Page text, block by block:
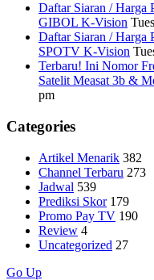
Daftar Siaran / Harga
GIBOL K-Vision
Daftar Siaran / Harga
SPOTV K-Vision
Terbaru! Ini Nomor
Satelit Measat 3b &
pm
Categories
Artikel Menarik 382
Channel Terbaru 273
Jadwal 539
Prediksi Skor 179
Promo Pay TV 190
Review 4
Uncategorized 27
Go Up